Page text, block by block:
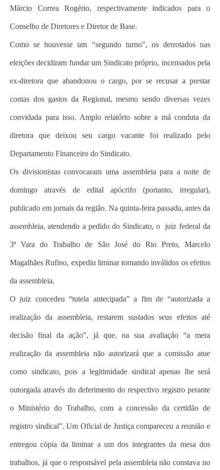
Márcio Correa Rogério, respectivamente indicados para o
Conselho de Diretores e Diretor de Base.
Como se houvesse um “segundo turno”, os derrotados nas
eleições decidiram fundar um Sindicato próprio, incensados pela
ex-diretora que abandonou o cargo, por se recusar a prestar
contas dos gastos da Regional, mesmo sendo diversas vezes
convidada para isso. Amplo relatório sobre a má conduta da
diretora que deixou seu cargo vacante foi realizado pelo
Departamento Financeiro do Sindicato.
Os divisionistas convocaram uma assembleia para a noite de
domingo através de edital apócrifo (portanto, irregular),
publicado em jornais da região. Na quinta-feira passada, antes da
assembleia, atendendo a pedido do Sindicato, o juiz federal da
3ª Vara do Trabalho de São José do Rio Preto, Marcelo
Magalhães Rufino, expediu liminar tornando inválidos os efeitos
da assembleia.
O juiz concedeu “tutela antecipada” a fim de “autorizada a
realização da assembleia, restarem sustados seus efeitos até
decisão final da ação”, já que, na sua avaliação “a mera
realização da assembleia não autorizará que a comissão atue
como sindicato, pois a legitimidade sindical apenas lhe será
outorgada através do deferimento do respectivo registro perante
o Ministério do Trabalho, com a concessão da certidão de
registro sindical”. Um Oficial de Justiça compareceu a reunião e
entregou cópia da liminar a um dos integrantes da mesa dos
trabalhos, já que o responsável pela assembleia não constava no